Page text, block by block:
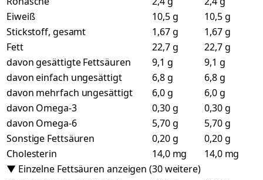
Eiweiß
10,5 g
10,5 g
Stickstoff, gesamt
1,67 g
1,67 g
Fett
22,7 g
22,7 g
davon gesättigte Fettsäuren
9,1 g
9,1 g
davon einfach ungesättigt
6,8 g
6,8 g
davon mehrfach ungesättigt
6,0 g
6,0 g
davon Omega-3
0,30 g
0,30 g
davon Omega-6
5,70 g
5,70 g
Sonstige Fettsäuren
0,20 g
0,20 g
Cholesterin
14,0 mg
14,0 mg
▼ Einzelne Fettsäuren anzeigen (30 weitere)